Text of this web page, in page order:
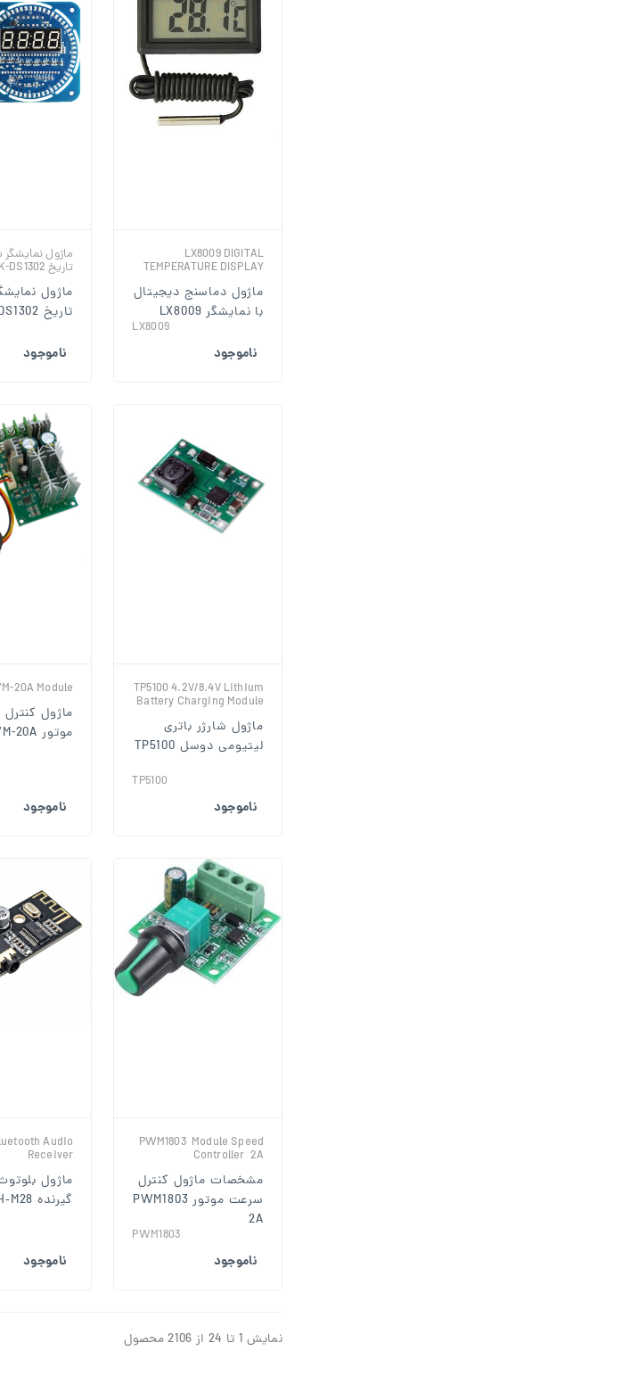
LX8009 DIGITAL
TEMPERATURE DISPLAY
ماژول دماسنج دیجیتال
با نمایشگر LX8009
LX8009
ناموجود
ماژول
تاریخ CLK-DS1302
ماژول
تاریخ DS1302
ناموجود
TP5100 4.2V/8.4V Lithium
Battery Charging Module
ماژول شارژر باتری
لیتیومی دوسل TP5100
TP5100
ناموجود
20A Module
ماژول
موتور DC PWM-20A
ناموجود
PWM1803 Module Speed
Controller 2A
مشخصات ماژول کنترل
سرعت موتور PWM1803
2A
PWM1803
ناموجود
Audio
Receiver
ماژول
گیرنده MH‑M28
ناموجود
نمایش 1 تا 24 از 2106 محصول